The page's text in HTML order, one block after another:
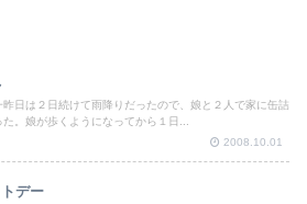
昨日は２日続けて雨降りだったので、娘と２人で家に缶詰
。娘が歩くようになってから１日...
2008.10.01
デー